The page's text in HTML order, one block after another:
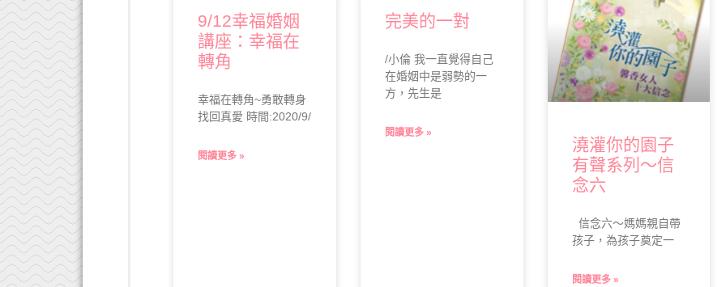
9/12幸福婚姻
講座：幸福在
轉角
幸福在轉角~勇敢轉身
找回真愛 時間:2020/9/
閱讀更多 »
完美的一對
/小倫 我一直覺得自己
在婚姻中是弱勢的一
方，先生是
閱讀更多 »
澆灌你的園子
有聲系列～信
念六
信念六～媽媽親自帶
孩子，為孩子奠定一
閱讀更多 »